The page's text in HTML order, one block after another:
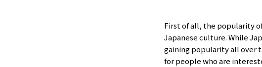
First of all, the popularity
Japanese culture. While
gaining popularity all over
for people who are